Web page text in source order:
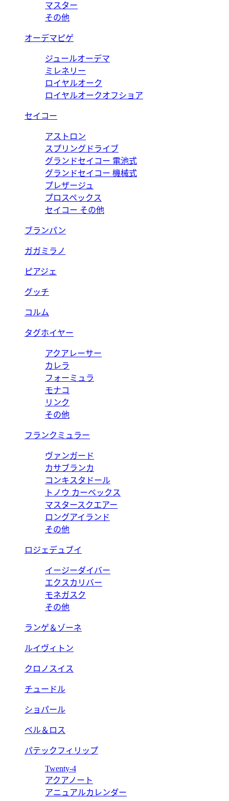
マスター
その他
オーデマピゲ
ジュールオーデマ
ミレネリー
ロイヤルオーク
ロイヤルオークオフショア
セイコー
アストロン
スプリングドライブ
グランドセイコー 電池式
グランドセイコー 機械式
プレザージュ
プロスペックス
セイコー その他
ブランパン
ガガミラノ
ピアジェ
グッチ
コルム
タグホイヤー
アクアレーサー
カレラ
フォーミュラ
モナコ
リンク
その他
フランクミュラー
ヴァンガード
カサブランカ
コンキスタドール
トノウ カーベックス
マスタースクエアー
ロングアイランド
その他
ロジェデュブイ
イージーダイバー
エクスカリバー
モネガスク
その他
ランゲ＆ゾーネ
ルイヴィトン
クロノスイス
チュードル
ショパール
ベル＆ロス
パテックフィリップ
Twenty-4
アクアノート
アニュアルカレンダー